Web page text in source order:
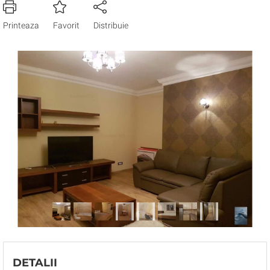
Printeaza Favorit Distribuie
DETALII